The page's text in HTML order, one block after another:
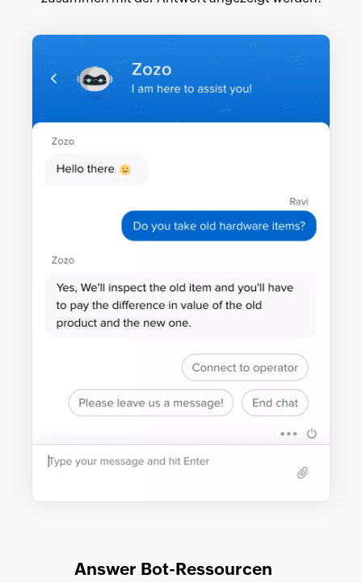
Answer Bot-Ressourcen